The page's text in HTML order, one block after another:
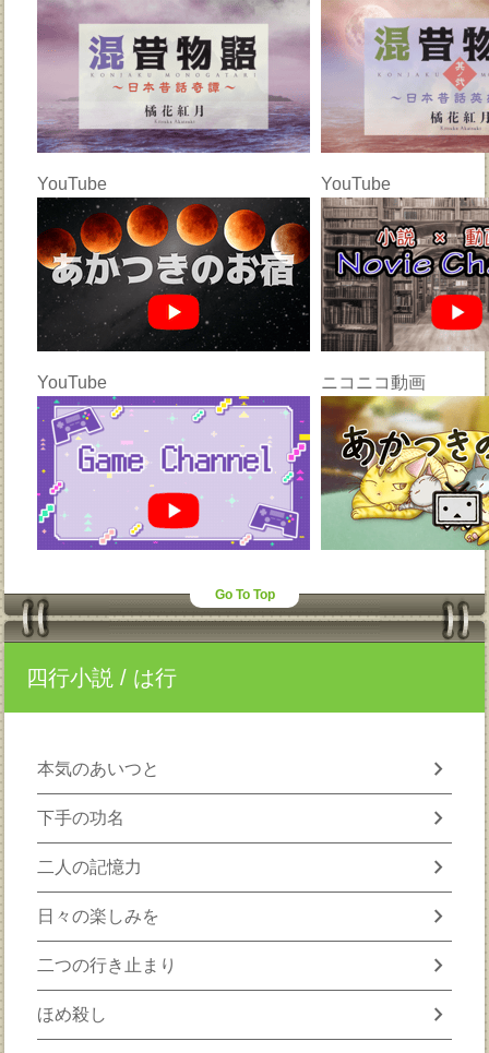
YouTube YouTube
YouTube ニコニコ動画
Go To Top
四行小説 / は行
本気のあいつと chevron_right
下手の功名 chevron_right
二人の記憶力 chevron_right
日々の楽しみを chevron_right
二つの行き止まり chevron_right
ほめ殺し chevron_right